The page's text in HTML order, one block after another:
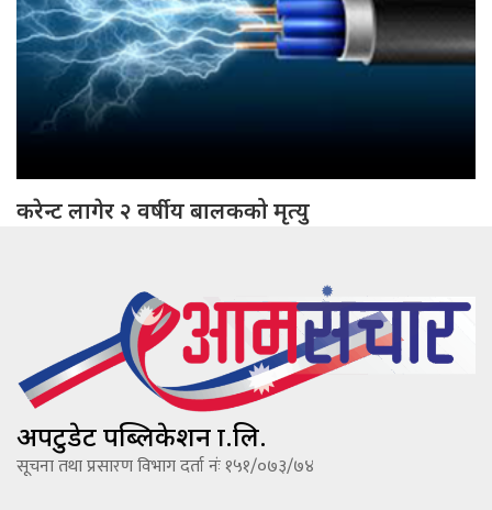
करेन्ट लागेर २ वर्षीय बालकको मृत्यु
अपटुडेट पब्लिकेशन प्रा.लि.
सूचना तथा प्रसारण विभाग दर्ता नंः १५१/०७३/७४